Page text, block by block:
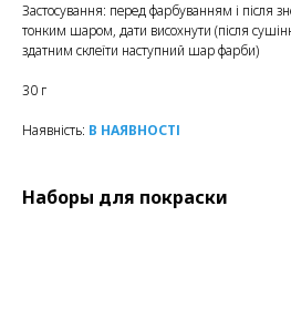
Застосування: перед фарбуванням і після
тонким шаром, дати висохнути (після
здатним склеїти наступний шар фарби)
30 г
Наявність: В НАЯВНОСТІ
Наборы для покраски